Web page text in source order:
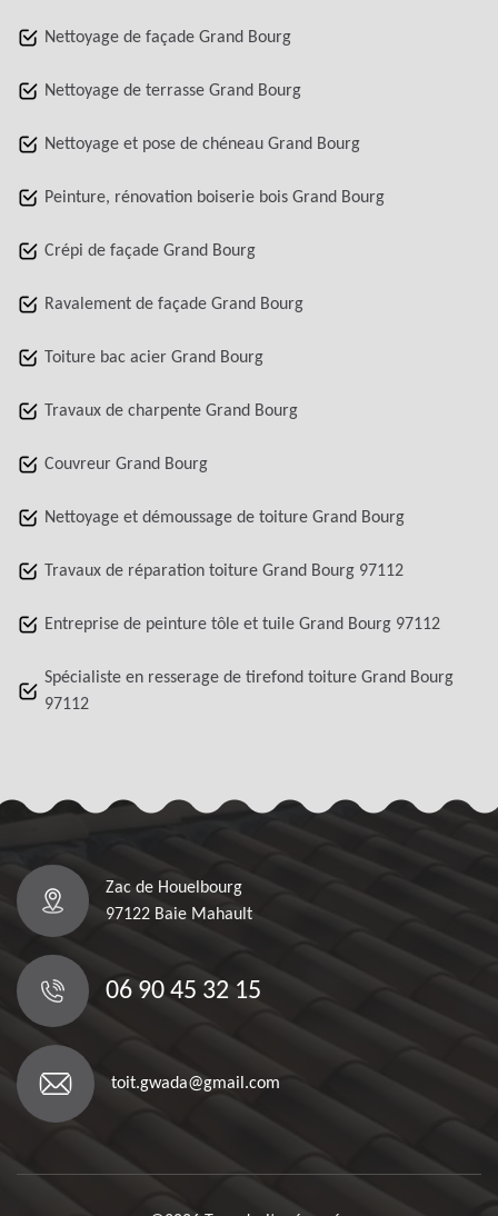
Nettoyage de façade Grand Bourg
Nettoyage de terrasse Grand Bourg
Nettoyage et pose de chéneau Grand Bourg
Peinture, rénovation boiserie bois Grand Bourg
Crépi de façade Grand Bourg
Ravalement de façade Grand Bourg
Toiture bac acier Grand Bourg
Travaux de charpente Grand Bourg
Couvreur Grand Bourg
Nettoyage et démoussage de toiture Grand Bourg
Travaux de réparation toiture Grand Bourg 97112
Entreprise de peinture tôle et tuile Grand Bourg 97112
Spécialiste en resserage de tirefond toiture Grand Bourg
97112
Zac de Houelbourg
97122 Baie Mahault
06 90 45 32 15
toit.gwada@gmail.com